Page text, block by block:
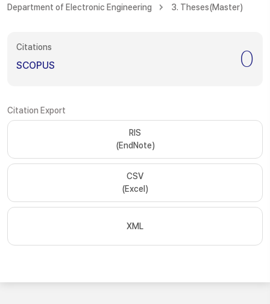
Department of Electronic Engineering
3. Theses(Master)
Citations
SCOPUS 0
Citation Export
RIS
(EndNote)
CSV
(Excel)
XML